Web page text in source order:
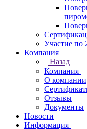
Участие
Компания
Назад
Компания
О компании
Отзывы
Документы
Новости
Информация